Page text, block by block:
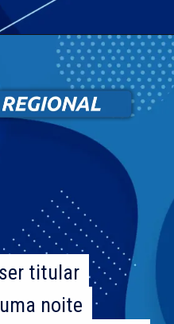
titular
noite
titular
noite